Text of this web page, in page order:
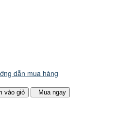
dẫn mua hàng
vào giỏ Mua ngay